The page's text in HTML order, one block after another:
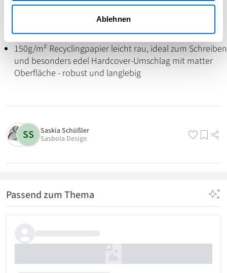
Ablehnen
Nachhaltig & hochwertig produziert
150g/m² Recyclingpapier leicht rau, ideal zum Schreiben
und besonders edel Hardcover-Umschlag mit matter
Oberfläche - robust und langlebig
SS
Saskia Schüßler
Sasbola Design
Passend zum Thema